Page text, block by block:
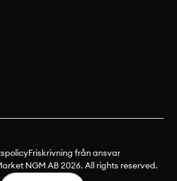
Friskrivning från ansvar
NGM AB 2026. All rights reserved.